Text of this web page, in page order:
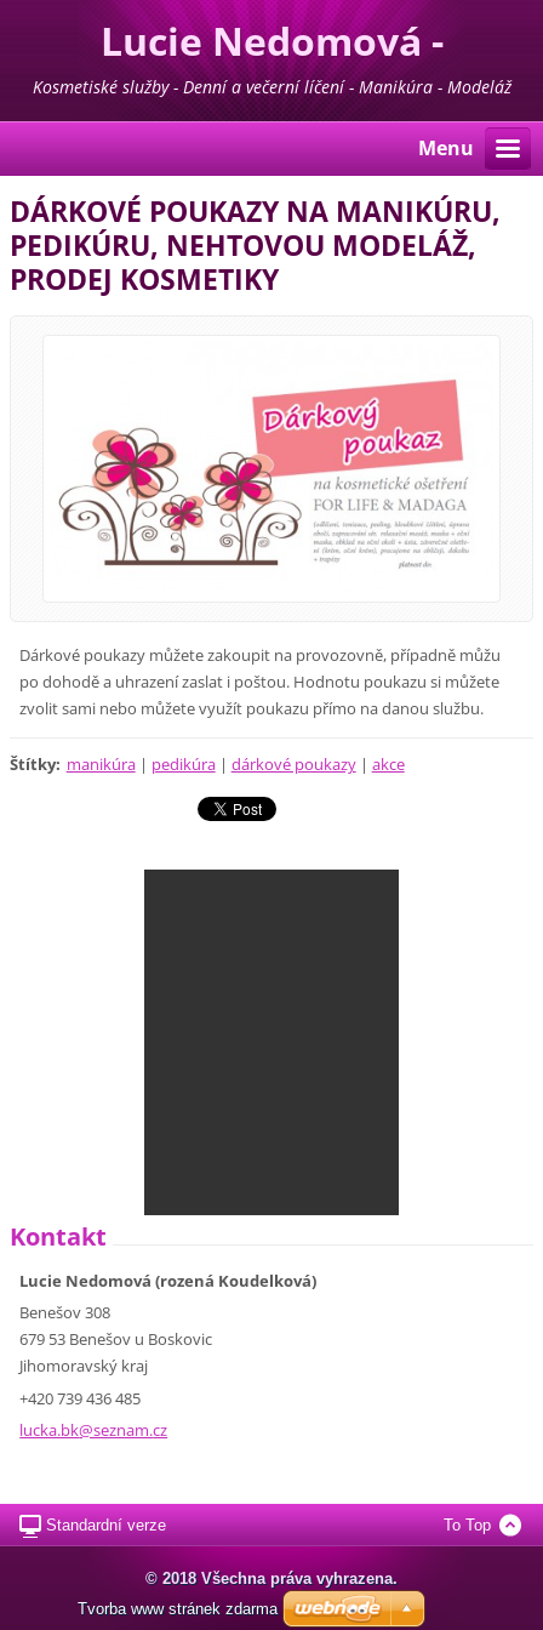
Lucie Nedomová -
Kosmetika - Manikúra -
Pedikúra
Kosmetiské služby - Denní a večerní líčení - Manikúra - Modeláž
nehtů - Pedikúra - Depilace - Prodej kosmetiky For Life & Madaga
Menu
DÁRKOVÉ POUKAZY NA MANIKÚRU,
PEDIKÚRU, NEHTOVOU MODELÁŽ,
PRODEJ KOSMETIKY
Dárkové poukazy můžete zakoupit na provozovně, případně můžu
po dohodě a uhrazení zaslat i poštou. Hodnotu poukazu si můžete
zvolit sami nebo můžete využít poukazu přímo na danou službu.
Štítky: manikúra | pedikúra | dárkové poukazy | akce
Kontakt
Lucie Nedomová (rozená Koudelková)
Benešov 308
679 53 Benešov u Boskovic
Jihomoravský kraj
+420 739 436 485
lucka.bk@seznam.cz
Standardní verze To Top
© 2018 Všechna práva vyhrazena.
Tvorba www stránek zdarma